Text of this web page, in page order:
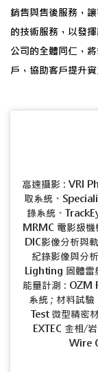
銷售與售後服務，
的技術服務，以發
公司的全體同仁，
戶，協助客戶提升
高速攝影 : VRI
取系統、
錄系統、
MRMC 電影級
DIC影像分析與
紀錄影像與分
Lighting 固體雷
能量計測 : OZM
系統 ; 材料試
Test 微型精密
EXTEC 金相/
Wire